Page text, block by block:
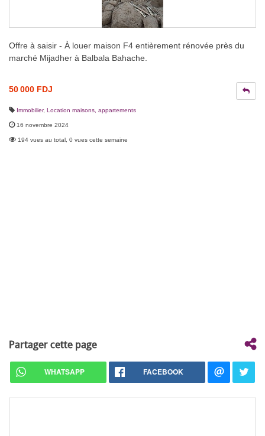
Offre à saisir - À louer maison F4 entièrement rénovée près du
marché Mijadher à Balbala Bahache.
50 000 FDJ
Immobilier, Location maisons, appartements
16 novembre 2024
194 vues au total, 0 vues cette semaine
Partager cette page
WHATSAPP FACEBOOK